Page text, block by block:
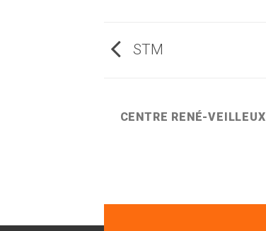
STM
CENTRE RENÉ-VEILLEUX